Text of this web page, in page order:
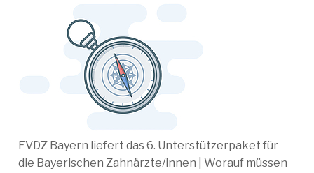
FVDZ Bayern liefert das 6. Unterstützerpaket für
die Bayerischen Zahnärzte/innen | Worauf müssen